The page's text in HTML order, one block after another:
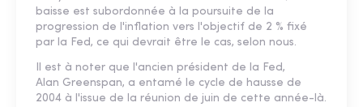
baisse est subordonnée à la poursuite de la
progression de l'inflation vers l'objectif de 2 % fixé
par la Fed, ce qui devrait être le cas, selon nous.
Il est à noter que l'ancien président de la Fed,
Alan Greenspan, a entamé le cycle de hausse de
2004 à l'issue de la réunion de juin de cette année-là.